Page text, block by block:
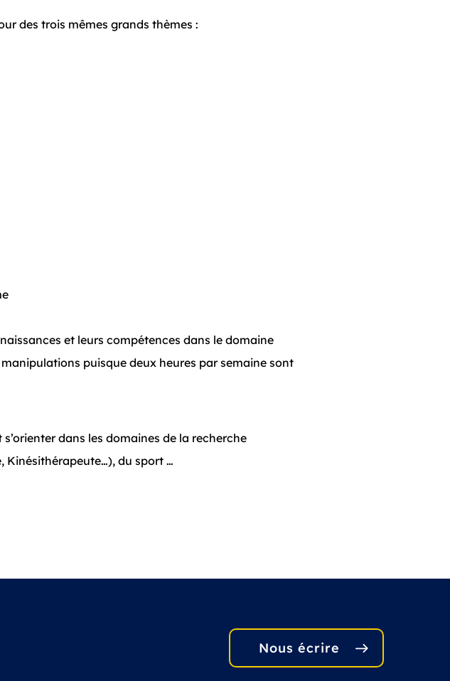
des trois mêmes grands thèmes :
et leurs compétences dans le domaine
puisque deux heures par semaine sont
dans les domaines de la recherche
Kinésithérapeute…), du sport …
Nous écrire